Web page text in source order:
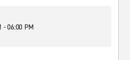
- 06:00 PM